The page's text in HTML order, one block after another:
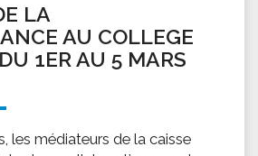
LA
AU COLLEGE
1ER AU 5 MARS
les médiateurs de la caisse